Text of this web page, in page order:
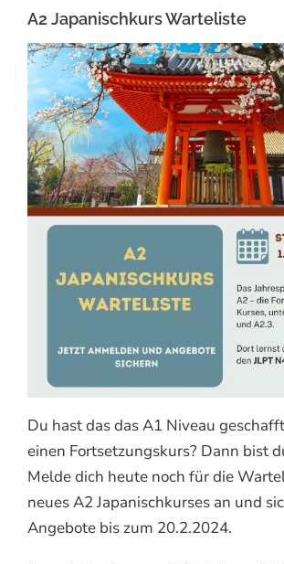
A2 Japanischkurs Warteliste
Du hast das das A1 Niveau
einen Fortsetzungskurs? Dann bist
Melde dich heute noch für die
neues A2 Japanischkurses an und
Angebote bis zum 20.2.2024.